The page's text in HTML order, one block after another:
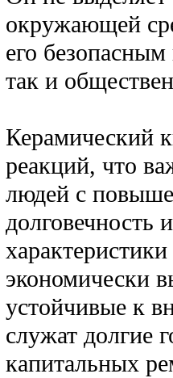
окружающей
его
так и
Керамический
реакций, что
людей с
долговечность
экономически
устойчивые к
служат долгие
капитальных